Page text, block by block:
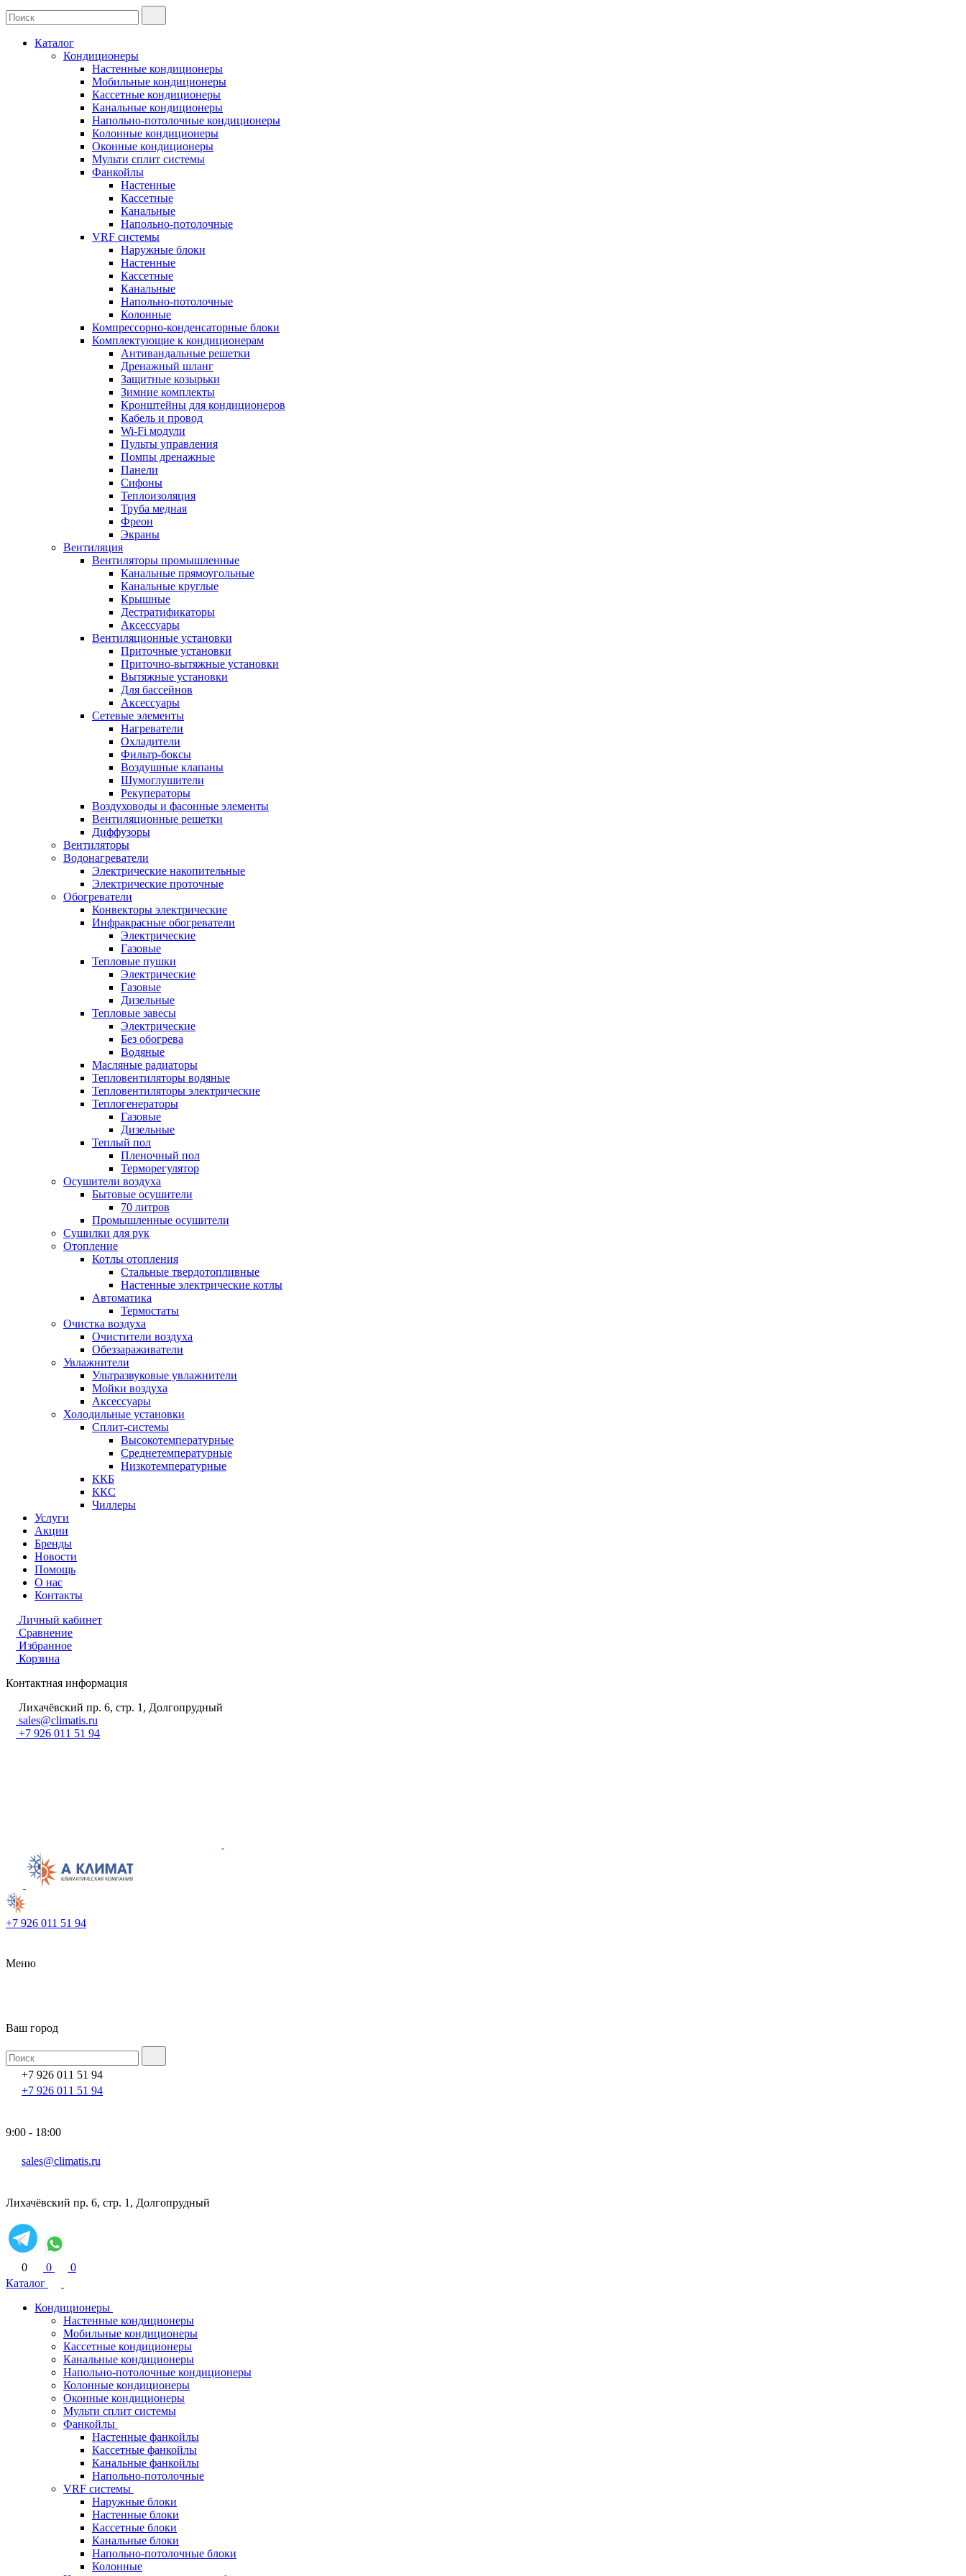
Каталог
Кондиционеры
Настенные кондиционеры
Мобильные кондиционеры
Кассетные кондиционеры
Канальные кондиционеры
Напольно-потолочные кондиционеры
Колонные кондиционеры
Оконные кондиционеры
Мульти сплит системы
Фанкойлы
Настенные
Кассетные
Канальные
Напольно-потолочные
VRF системы
Наружные блоки
Настенные
Кассетные
Канальные
Напольно-потолочные
Колонные
Компрессорно-конденсаторные блоки
Комплектующие к кондиционерам
Антивандальные решетки
Дренажный шланг
Защитные козырьки
Зимние комплекты
Кронштейны для кондиционеров
Кабель и провод
Wi-Fi модули
Пульты управления
Помпы дренажные
Панели
Сифоны
Теплоизоляция
Труба медная
Фреон
Экраны
Вентиляция
Вентиляторы промышленные
Канальные прямоугольные
Канальные круглые
Крышные
Дестратификаторы
Аксессуары
Вентиляционные установки
Приточные установки
Приточно-вытяжные установки
Вытяжные установки
Для бассейнов
Аксессуары
Сетевые элементы
Нагреватели
Охладители
Фильтр-боксы
Воздушные клапаны
Шумоглушители
Рекуператоры
Воздуховоды и фасонные элементы
Вентиляционные решетки
Диффузоры
Вентиляторы
Водонагреватели
Электрические накопительные
Электрические проточные
Обогреватели
Конвекторы электрические
Инфракрасные обогреватели
Электрические
Газовые
Тепловые пушки
Электрические
Газовые
Дизельные
Тепловые завесы
Электрические
Без обогрева
Водяные
Масляные радиаторы
Тепловентиляторы водяные
Тепловентиляторы электрические
Теплогенераторы
Газовые
Дизельные
Теплый пол
Пленочный пол
Терморегулятор
Осушители воздуха
Бытовые осушители
70 литров
Промышленные осушители
Сушилки для рук
Отопление
Котлы отопления
Стальные твердотопливные
Настенные электрические котлы
Автоматика
Термостаты
Очистка воздуха
Очистители воздуха
Обеззараживатели
Увлажнители
Ультразвуковые увлажнители
Мойки воздуха
Аксессуары
Холодильные установки
Сплит-системы
Высокотемпературные
Среднетемпературные
Низкотемпературные
ККБ
ККС
Чиллеры
Услуги
Акции
Бренды
Новости
Помощь
О нас
Контакты
Личный кабинет
Сравнение
Избранное
Корзина
Контактная информация
Лихачёвский пр. 6, стр. 1, Долгопрудный
sales@climatis.ru
+7 926 011 51 94
+7 926 011 51 94
Меню
Ваш город
+7 926 011 51 94
+7 926 011 51 94
9:00 - 18:00
sales@climatis.ru
Лихачёвский пр. 6, стр. 1, Долгопрудный
0 0
0
Каталог
Кондиционеры
Настенные кондиционеры
Мобильные кондиционеры
Кассетные кондиционеры
Канальные кондиционеры
Напольно-потолочные кондиционеры
Колонные кондиционеры
Оконные кондиционеры
Мульти сплит системы
Фанкойлы
Настенные фанкойлы
Кассетные фанкойлы
Канальные фанкойлы
Напольно-потолочные
VRF системы
Наружные блоки
Настенные блоки
Кассетные блоки
Канальные блоки
Напольно-потолочные блоки
Колонные